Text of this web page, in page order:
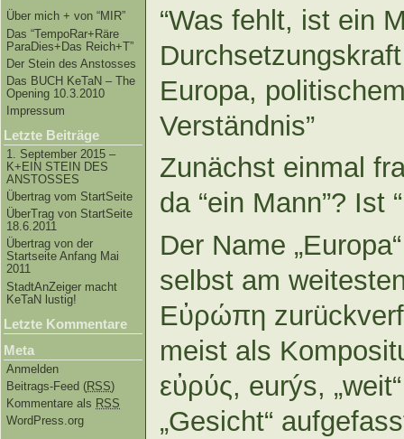
Über mich + von “MIR”
Das “TempoRar+Räre
ParaDies+Das Reich+T”
Der Stein des Anstosses
Das BUCH KeTaN – The
Opening 10.3.2010
Impressum
Letzte Beiträge
1. September 2015 –
K+EIN STEIN DES
ANSTOSSES
Übertrag vom StartSeite
ÜberTrag von StartSeite
18.6.2011
Übertrag von der
Startseite Anfang Mai
2011
StadtAnZeiger macht
KeTaN lustig!
Letzte Kommentare
Meta
Anmelden
Beitrags-Feed (RSS)
Kommentare als RSS
WordPress.org
“Was fehlt, ist ein
Europa,
Verständnis”
Zunächst einmal
da “ein Mann”? Ist
Der Name
selbst am
Εὐρώπη
meist als
εὐρύς, eurýs,
„Gesicht“